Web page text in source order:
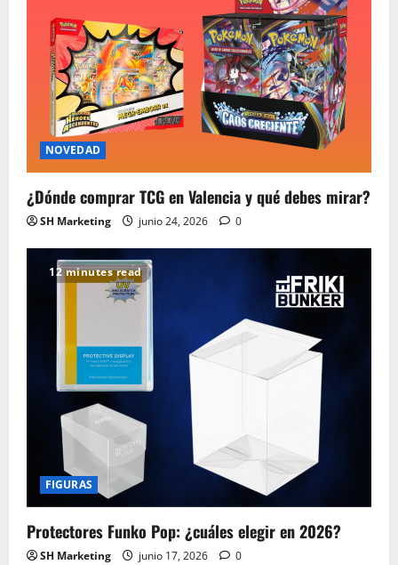
NOVEDAD
¿Dónde comprar TCG en Valencia y qué debes mirar?
SH Marketing junio 24, 2026 0
12 minutes read
FIGURAS
Protectores Funko Pop: ¿cuáles elegir en 2026?
SH Marketing junio 17, 2026 0